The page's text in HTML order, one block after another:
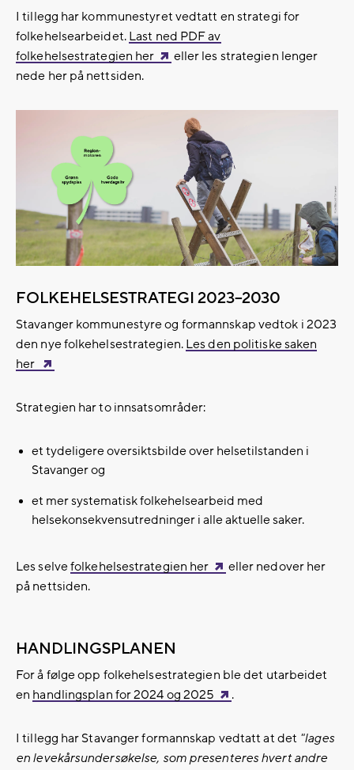
I tillegg har kommunestyret vedtatt en strategi for
folkehelsearbeidet. Last ned PDF av
folkehelsestrategien her
eller les strategien lenger
nede her på nettsiden.
FOLKEHELSESTRATEGI 2023–2030
Stavanger kommunestyre og formannskap vedtok i 2023
den nye folkehelsestrategien. Les den politiske saken
her
Strategien har to innsatsområder:
et tydeligere oversiktsbilde over helsetilstanden i
Stavanger og
et mer systematisk folkehelsearbeid med
helsekonsekvensutredninger i alle aktuelle saker.
Les selvefolkehelsestrategien her
eller nedover her
på nettsiden.
HANDLINGSPLANEN
For å følge opp folkehelsestrategien ble det utarbeidet
en handlingsplan for 2024 og 2025 .
I tillegg har Stavanger formannskap vedtatt at det "lages
en levekårsundersøkelse, som presenteres hvert andre